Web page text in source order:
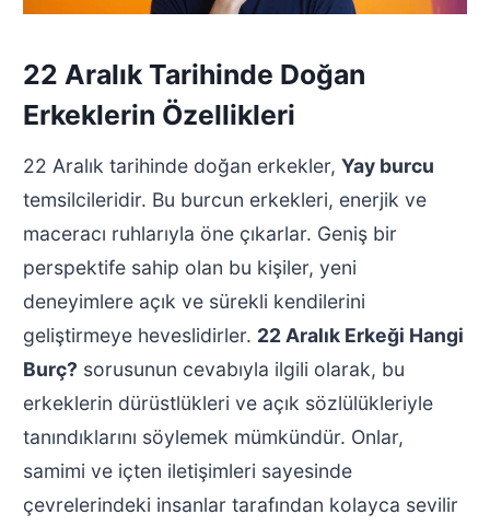
22 Aralık Tarihinde Doğan
Erkeklerin Özellikleri
22 Aralık tarihinde doğan erkekler, Yay burcu
temsilcileridir. Bu burcun erkekleri, enerjik ve
maceracı ruhlarıyla öne çıkarlar. Geniş bir
perspektife sahip olan bu kişiler, yeni
deneyimlere açık ve sürekli kendilerini
geliştirmeye heveslidirler. 22 Aralık Erkeği Hangi
Burç? sorusunun cevabıyla ilgili olarak, bu
erkeklerin dürüstlükleri ve açık sözlülükleriyle
tanındıklarını söylemek mümkündür. Onlar,
samimi ve içten iletişimleri sayesinde
çevrelerindeki insanlar tarafından kolayca sevilir